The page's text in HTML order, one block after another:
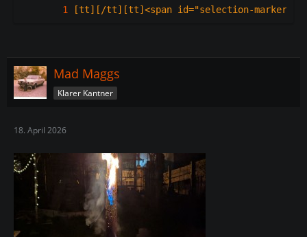
[tt][/tt][tt]<span id="selection-marker-1"
Mad Maggs
Klarer Kantner
18. April 2026